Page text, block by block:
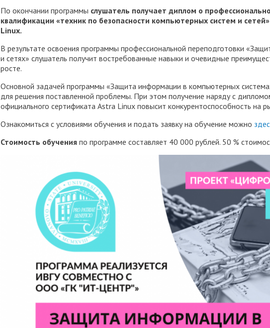
По окончании программы слушатель получает диплом о
квалификации «техник по безопасности компьютерных систем и
Linux.
В результате освоения программы профессиональной переподготовки
и сетях» слушатель получит востребованные навыки и очевидные
росте.
Основной задачей программы «Защита информации в компьютерных
для решения поставленной проблемы. При этом получение наряду с
официального сертификата Astra Linux повысит конкурентоспособность на
Ознакомиться с условиями обучения и подать заявку на обучение можно
Стоимость обучения по программе составляет 40 000 рублей. 50 %